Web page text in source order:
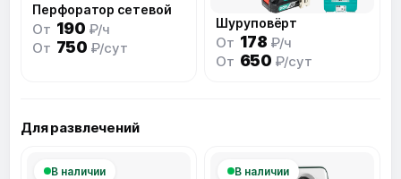
Перфоратор сетевой
От 190 ₽/ч
От 750 ₽/сут
Шуруповёрт
От 178 ₽/ч
От 650 ₽/сут
Для развлечений
В наличии В наличии